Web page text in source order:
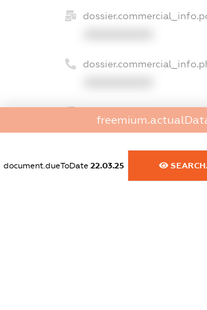
XXXXXXXXXX
XXXXXXXXXX
document.dueToDate 22.03.25